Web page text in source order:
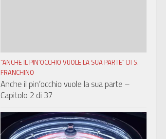
"ANCHE IL PIN'OCCHIO VUOLE LA SUA PARTE" DI S.
FRANCHINO
Anche il pin’occhio vuole la sua parte –
Capitolo 2 di 37